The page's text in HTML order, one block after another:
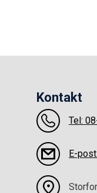
Kontakt
Tel:
E-